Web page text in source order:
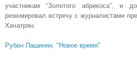
участникам “Золотого абрикоса”,
резюмировал встречу с журналистами
Хачатрян.
Рубен Пашинян, "Новое время"